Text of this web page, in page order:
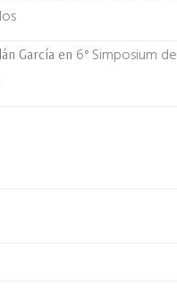
García en 6° Simposium de